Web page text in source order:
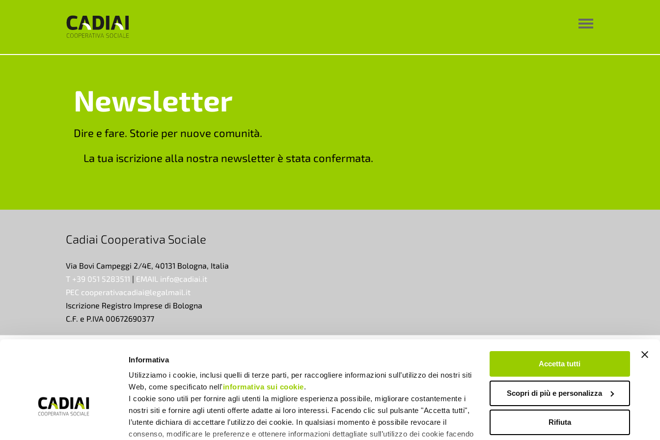
Informativa
Utilizziamo i cookie, inclusi quelli di terze parti, per raccogliere informazioni sull’utilizzo dei nostri siti
Web, come specificato nell'informativa sui cookie.
I cookie sono utili per fornire agli utenti la migliore esperienza possibile, migliorare costantemente i
nostri siti e fornire agli utenti offerte adatte ai loro interessi. Facendo clic sul pulsante "Accetta tutti",
l’utente dichiara di accettare l’utilizzo dei cookie. In qualsiasi momento è possibile revocare il
consenso, modificare le preferenze e ottenere informazioni dettagliate sull’utilizzo dei cookie facendo
Accetta tutti
Scopri di più e personalizza
Rifiuta
Newsletter
Dire e fare. Storie per nuove comunità.
La tua iscrizione alla nostra newsletter è stata confermata.
Cadiai Cooperativa Sociale
Via Bovi Campeggi 2/4E, 40131 Bologna, Italia
T +39 051 5283511 | EMAIL info@cadiai.it
PEC cooperativacadiai@legalmail.it
Iscrizione Registro Imprese di Bologna
C.F. e P.IVA 00672690377
INFORMATIVA PRIVACY WHISTLEBLOWING
INFORMATIVA PER FINALITÀ AMMINISTRATIVE
DESIGN BY